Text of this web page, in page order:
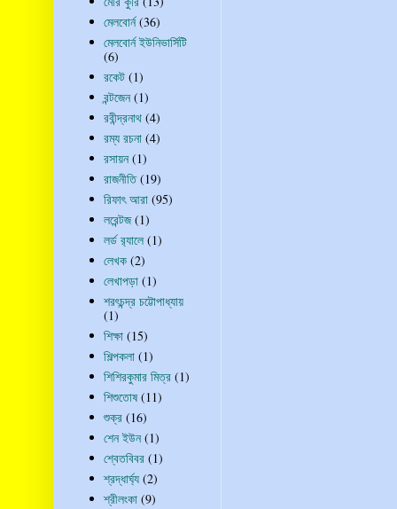
মেলবোর্ন (36)
মেলবোর্ন ইউনিভার্সিটি
(6)
রকেট (1)
রন্টজেন (1)
রবীন্দ্রনাথ (4)
রম্য রচনা (4)
রসায়ন (1)
রাজনীতি (19)
রিফাৎ আরা (95)
লরেন্টজ (1)
লর্ড র‍্যালে (1)
লেখক (2)
লেখাপড়া (1)
শরৎচন্দ্র চট্টোপাধ্যায়
(1)
শিক্ষা (15)
শিল্পকলা (1)
শিশিরকুমার মিত্র (1)
শিশুতোষ (11)
শুক্র (16)
শেন ইউন (1)
শ্বেতবিবর (1)
শ্রদ্ধার্ঘ্য (2)
শ্রীলংকা (9)